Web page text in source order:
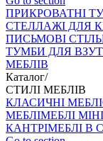
ПРИКРОВАТНІ
СТЕЛЛАЖІ ДЛЯ
ПИСЬМОВІ
ТУМБИ ДЛЯ
МЕБЛІВ
Каталог/
СТИЛІ МЕБЛІВ
КЛАСИЧНІ МЕБЛІ
МЕБЛІМЕБЛІ
КАНТРІМЕБЛІ В